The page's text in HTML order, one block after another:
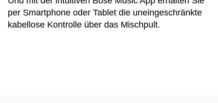
per Smartphone oder Tablet die uneingeschränkte
kabellose Kontrolle über das Mischpult.